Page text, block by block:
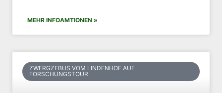
MEHR INFOAMTIONEN »
ZWERGZEBUS VOM LINDENHOF AUF
FORSCHUNGSTOUR